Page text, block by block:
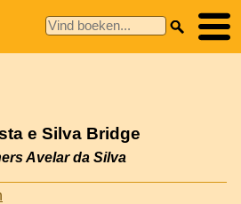
e Silva Bridge
Avelar da Silva